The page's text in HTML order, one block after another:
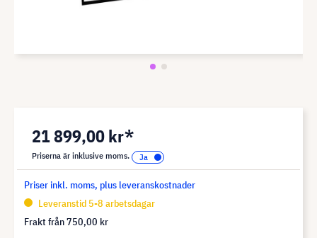
21 899,00 kr*
Priserna är inklusive moms.
Priser inkl. moms, plus leveranskostnader
Leveranstid 5-8 arbetsdagar
Frakt från750,00 kr